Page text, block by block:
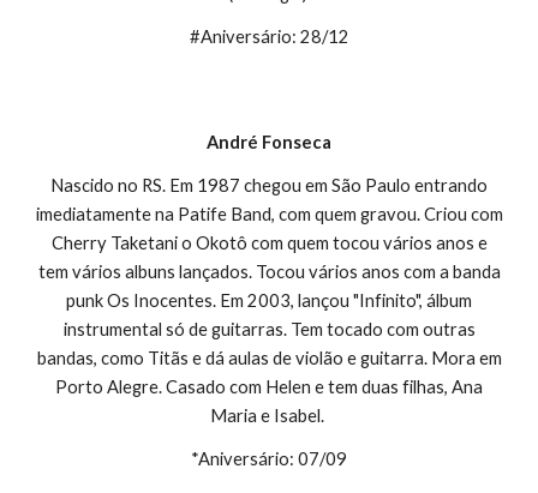
#Aniversário: 28/12
André Fonseca
Nascido no RS. Em 1987 chegou em São Paulo entrando
imediatamente na Patife Band, com quem gravou. Criou com
Cherry Taketani o Okotô com quem tocou vários anos e
tem vários albuns lançados. Tocou vários anos com a banda
punk Os Inocentes. Em 2003, lançou "Infinito", álbum
instrumental só de guitarras. Tem tocado com outras
bandas, como Titãs e dá aulas de violão e guitarra. Mora em
Porto Alegre. Casado com Helen e tem duas filhas, Ana
Maria e Isabel.
*Aniversário: 07/09